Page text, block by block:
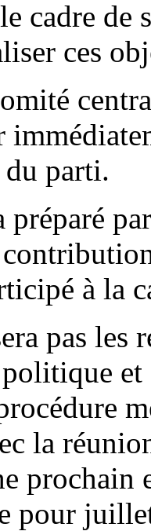
cadre de
ces
du parti.
préparé
à la
pas les
la
prochain
pour